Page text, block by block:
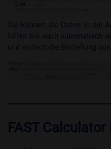
Sie können die Daten in ein
füllen Sie auch automatisch
und einfach die Bestellung
FAST